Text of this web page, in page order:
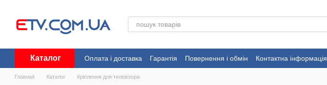
Каталог Оплата і доставка Гарантія Повернення і обмін Контактна інформація
Угода користувача
Главная Каталог Кріплення для телевізора